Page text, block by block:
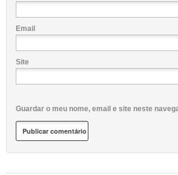
Email
Site
Guardar o meu nome, email e site neste